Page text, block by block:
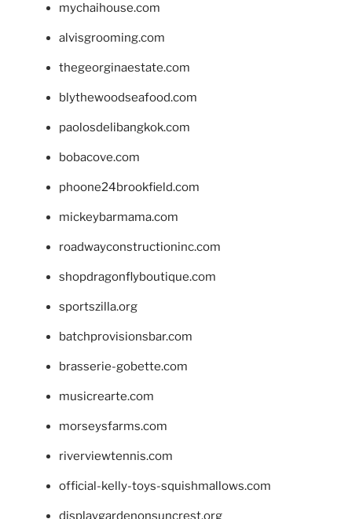
mychaihouse.com
alvisgrooming.com
thegeorginaestate.com
blythewoodseafood.com
paolosdelibangkok.com
bobacove.com
phoone24brookfield.com
mickeybarmama.com
roadwayconstructioninc.com
shopdragonflyboutique.com
sportszilla.org
batchprovisionsbar.com
brasserie-gobette.com
musicrearte.com
morseysfarms.com
riverviewtennis.com
official-kelly-toys-squishmallows.com
displaygardenonsuncrest.org